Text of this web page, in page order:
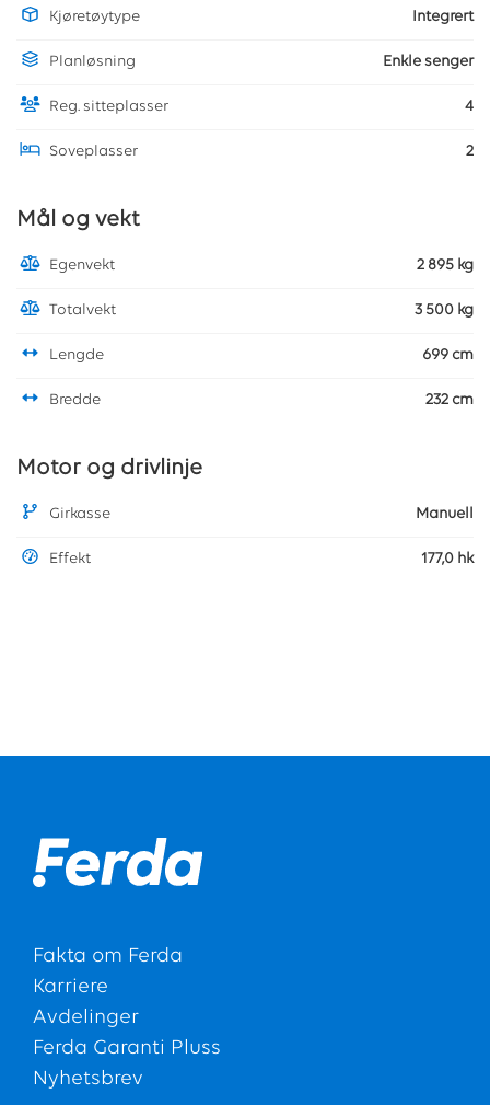
Kjøretøytype Integrert
Planløsning Enkle senger
Reg. sitteplasser 4
Soveplasser 2
Mål og vekt
Egenvekt 2 895 kg
Totalvekt 3 500 kg
Lengde 699 cm
Bredde 232 cm
Motor og drivlinje
Girkasse Manuell
Effekt 177,0 hk
Fakta om Ferda
Karriere
Avdelinger
Ferda Garanti Pluss
Nyhetsbrev